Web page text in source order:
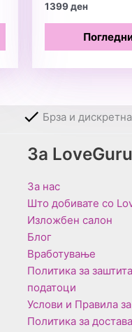
1399ден
Брза и
За LoveGuru
За нас
Што добивате со
Изложбен салон
Блог
Вработување
Политика за
податоци
Услови и Правила
Политика за